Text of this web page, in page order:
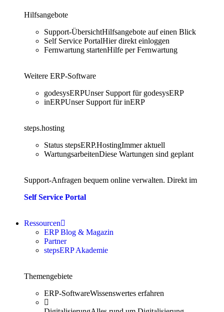
Hilfsangebote
Support-ÜbersichtHilfsangebote auf einen Blick
Self Service PortalHier direkt einloggen
Fernwartung startenHilfe per Fernwartung
Weitere ERP-Software
godesysERPUnser Support für godesysERP
inERPUnser Support für inERP
steps.hosting
Status stepsERP.HostingImmer aktuell
WartungsarbeitenDiese Wartungen sind geplant
Support-Anfragen bequem online verwalten. Direkt im
Self Service Portal
Ressourcen
ERP Blog & Magazin
Partner
stepsERP Akademie
Themengebiete
ERP-SoftwareWissenswertes erfahren